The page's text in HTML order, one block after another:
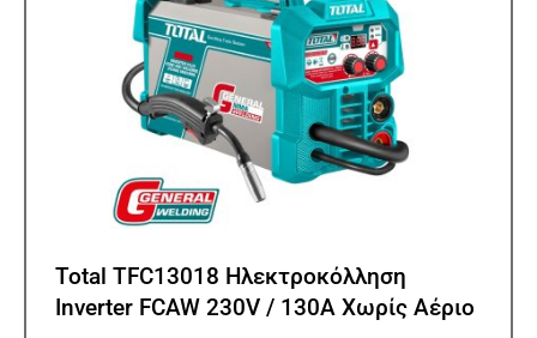
Total TFC13018 Ηλεκτροκόλληση
Inverter FCAW 230V / 130A Χωρίς Αέριο